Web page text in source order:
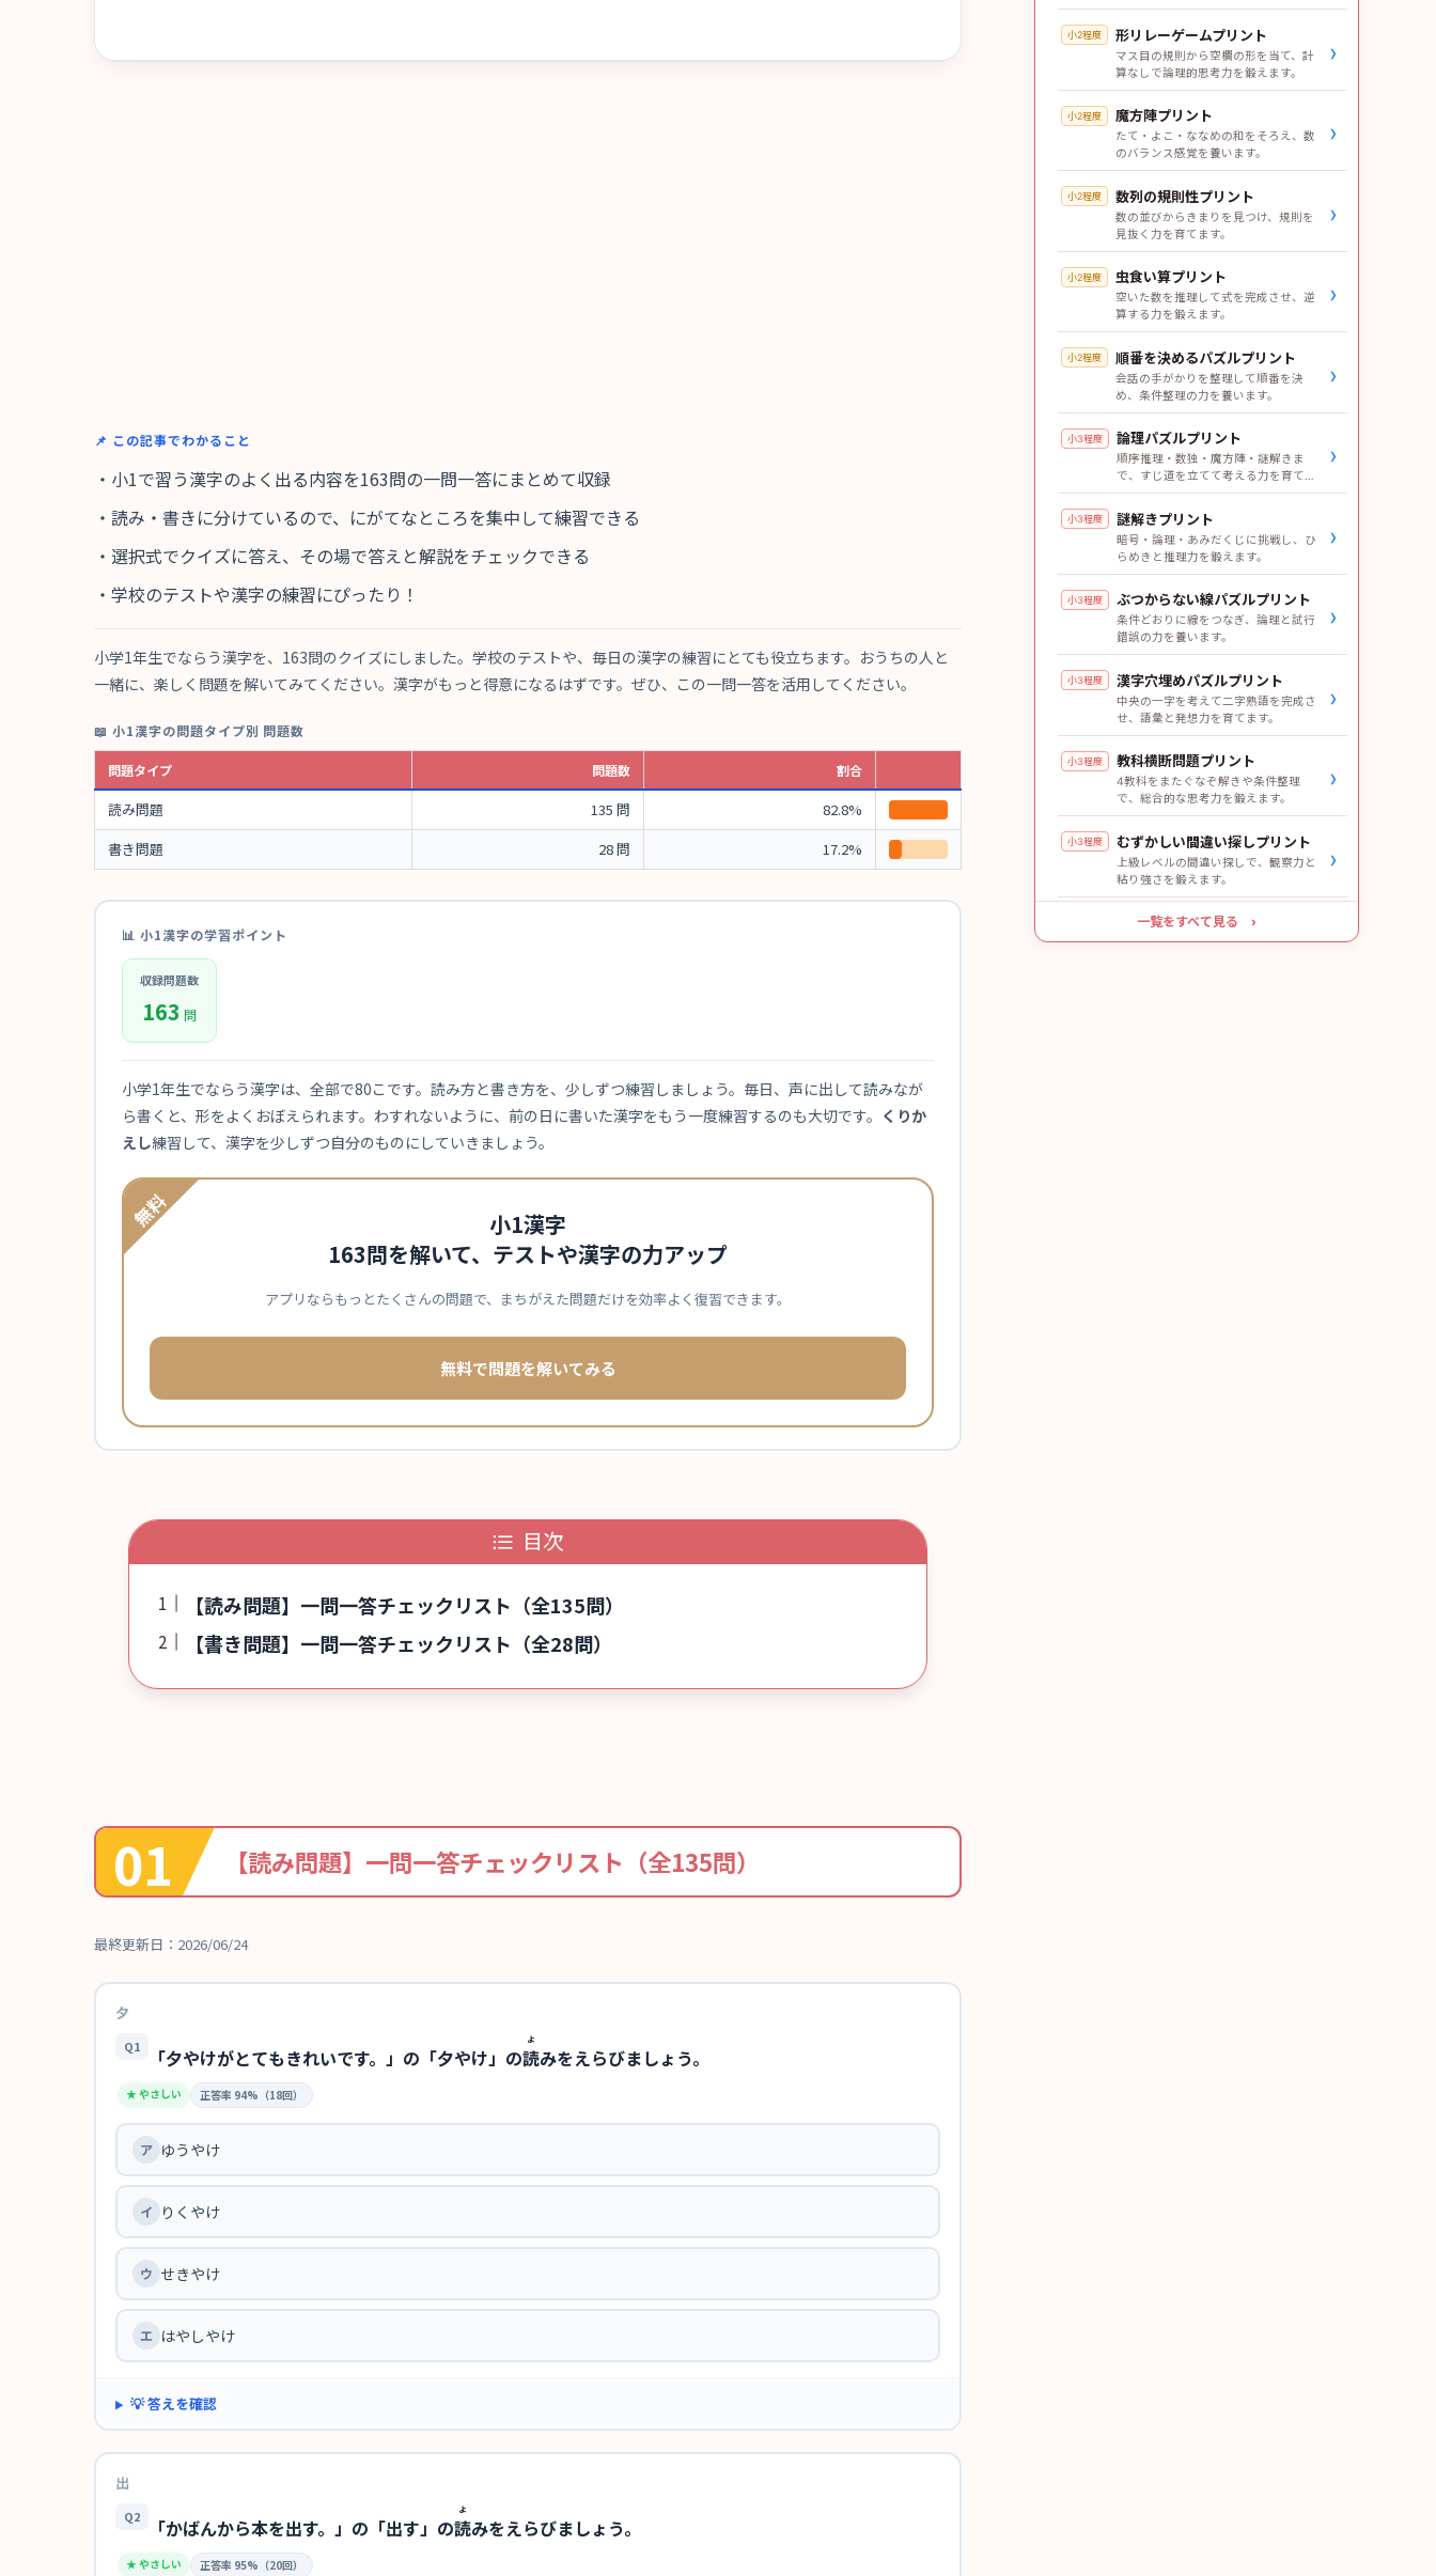
📌 この記事でわかること
・小1で習う漢字のよく出る内容を163問の一問一答にまとめて収録
・読み・書きに分けているので、にがてなところを集中して練習できる
・選択式でクイズに答え、その場で答えと解説をチェックできる
・学校のテストや漢字の練習にぴったり！
小学1年生でならう漢字を、163問のクイズにしました。学校のテストや、毎日の漢字の練習にとても役立ちます。おうちの人と
一緒に、楽しく問題を解いてみてください。漢字がもっと得意になるはずです。ぜひ、この一問一答を活用してください。
📖 小1漢字の問題タイプ別 問題数
問題タイプ 問題数 割合
読み問題 135 問
82.8%
書き問題
28 問 17.2%
📊 小1漢字の学習ポイント
収録問題数
163 問
小学1年生でならう漢字は、全部で80こです。読み方と書き方を、少しずつ練習しましょう。毎日、声に出して読みなが
ら書くと、形をよくおぼえられます。わすれないように、前の日に書いた漢字をもう一度練習するのも大切です。 くりか
えし練習して、漢字を少しずつ自分のものにしていきましょう。
無料
小1漢字
163問を解いて、テストや漢字の力アップ
アプリならもっとたくさんの問題で、まちがえた問題だけを効率よく復習できます。
無料で問題を解いてみる
目次
【読み問題】一問一答チェックリスト（全135問）
【書き問題】一問一答チェックリスト（全28問）
【読み問題】一問一答チェックリスト（全135問）
最終更新日：2026/06/24
夕
Q1 「夕やけがとてもきれいです。」の「夕やけ」の読
よ
みをえらびましょう。
★ やさしい 正答率 94%（18回）
ゆうやけ
りくやけ
せきやけ
はやしやけ
💡 答えを確認
出
Q2 「かばんから本を出す。」の「出す」の読
よ
みをえらびましょう。
★ やさしい 正答率 95%（20回）
小2程度 形リレーゲームプリント
マス目の規則から空欄の形を当て、計
算なしで論理的思考力を鍛えます。
›
小2程度 魔方陣プリント
たて・よこ・ななめの和をそろえ、数
のバランス感覚を養います。
›
小2程度 数列の規則性プリント
数の並びからきまりを見つけ、規則を
見抜く力を育てます。
›
小2程度 虫食い算プリント
空いた数を推理して式を完成させ、逆
算する力を鍛えます。
›
小2程度 順番を決めるパズルプリント
会話の手がかりを整理して順番を決
め、条件整理の力を養います。
›
小3程度 論理パズルプリント
順序推理・数独・魔方陣・謎解きま
で、すじ道を立てて考える力を育てま
す。
›
小3程度 謎解きプリント
暗号・論理・あみだくじに挑戦し、ひ
らめきと推理力を鍛えます。
›
小3程度 ぶつからない線パズルプリント
条件どおりに線をつなぎ、論理と試行
錯誤の力を養います。
›
小3程度 漢字穴埋めパズルプリント
中央の一字を考えて二字熟語を完成さ
せ、語彙と発想力を育てます。
›
小3程度 教科横断問題プリント
4教科をまたぐなぞ解きや条件整理
で、総合的な思考力を鍛えます。
›
小3程度 むずかしい間違い探しプリント
上級レベルの間違い探しで、観察力と
粘り強さを鍛えます。
›
一覧をすべて見る ›